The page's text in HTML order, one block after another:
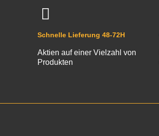
Schnelle Lieferung 48-72H
Aktien auf einer Vielzahl von
Produkten